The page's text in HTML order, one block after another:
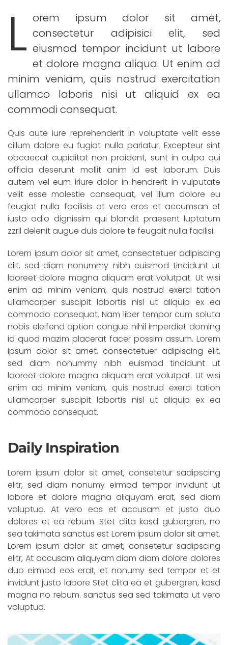
L orem ipsum dolor sit amet,
consectetur adipisici elit, sed
eiusmod tempor incidunt ut labore
et dolore magna aliqua. Ut enim ad
minim veniam, quis nostrud exercitation
ullamco laboris nisi ut aliquid ex ea
commodi consequat.
Quis aute iure reprehenderit in voluptate velit esse
cillum dolore eu fugiat nulla pariatur. Excepteur sint
obcaecat cupiditat non proident, sunt in culpa qui
officia deserunt mollit anim id est laborum. Duis
autem vel eum iriure dolor in hendrerit in vulputate
velit esse molestie consequat, vel illum dolore eu
feugiat nulla facilisis at vero eros et accumsan et
iusto odio dignissim qui blandit praesent luptatum
zzril delenit augue duis dolore te feugait nulla facilisi.
Lorem ipsum dolor sit amet, consectetuer adipiscing
elit, sed diam nonummy nibh euismod tincidunt ut
laoreet dolore magna aliquam erat volutpat. Ut wisi
enim ad minim veniam, quis nostrud exerci tation
ullamcorper suscipit lobortis nisl ut aliquip ex ea
commodo consequat. Nam liber tempor cum soluta
nobis eleifend option congue nihil imperdiet doming
id quod mazim placerat facer possim assum. Lorem
ipsum dolor sit amet, consectetuer adipiscing elit,
sed diam nonummy nibh euismod tincidunt ut
laoreet dolore magna aliquam erat volutpat. Ut wisi
enim ad minim veniam, quis nostrud exerci tation
ullamcorper suscipit lobortis nisl ut aliquip ex ea
commodo consequat.
Daily Inspiration
Lorem ipsum dolor sit amet, consetetur sadipscing
elitr, sed diam nonumy eirmod tempor invidunt ut
labore et dolore magna aliquyam erat, sed diam
voluptua. At vero eos et accusam et justo duo
dolores et ea rebum. Stet clita kasd gubergren, no
sea takimata sanctus est Lorem ipsum dolor sit amet.
Lorem ipsum dolor sit amet, consetetur sadipscing
elitr, At accusam aliquyam diam diam dolore dolores
duo eirmod eos erat, et nonumy sed tempor et et
invidunt justo labore Stet clita ea et gubergren, kasd
magna no rebum. sanctus sea sed takimata ut vero
voluptua.